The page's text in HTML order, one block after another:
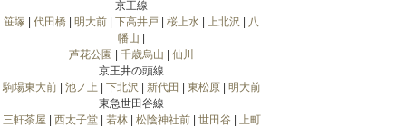
京王線
笹塚
代田橋 明大前 下高井戸 桜上水 上北沢
八
幡山
芦花公園
千歳烏山
仙川
京王井の頭線
駒場東大前| 池ノ上 下北沢 新代田 東松原| 明大前
東急世田谷線
三軒茶屋
西太子堂| 若林| 松陰神社前| 世田谷
上町